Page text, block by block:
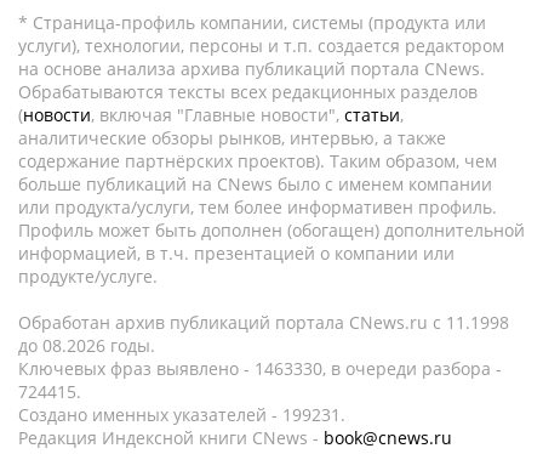
* Страница-профиль компании, системы (продукта или
услуги), технологии, персоны и т.п. создается редактором
на основе анализа архива публикаций портала CNews.
Обрабатываются тексты всех редакционных разделов
(новости, включая "Главные новости", статьи,
аналитические обзоры рынков, интервью, а также
содержание партнёрских проектов). Таким образом, чем
больше публикаций на CNews было с именем компании
или продукта/услуги, тем более информативен профиль.
Профиль может быть дополнен (обогащен) дополнительной
информацией, в т.ч. презентацией о компании или
продукте/услуге.
Обработан архив публикаций портала CNews.ru c 11.1998
до 08.2026 годы.
Ключевых фраз выявлено - 1463330, в очереди разбора -
724415.
Создано именных указателей - 199231.
Редакция Индексной книги CNews - book@cnews.ru